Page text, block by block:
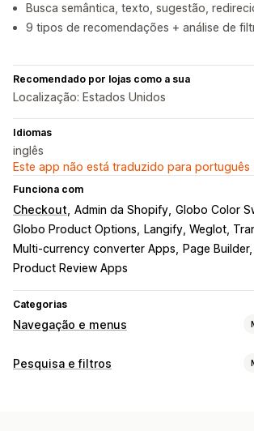
Busca semântica, texto, sugestão,
9 tipos de recomendações + análise de
Recomendado por lojas como a sua
Localização: Estados Unidos
Idiomas
inglês
Este app não está traduzido para português
Funciona com
Checkout Admin da Shopify Globo Color
Globo Product Options
Langify, Weglot,
Multi-currency converter Apps
Page
Product Review Apps
Categorias
Navegação e menus
Estilo do menu
Pesquisa e filtros